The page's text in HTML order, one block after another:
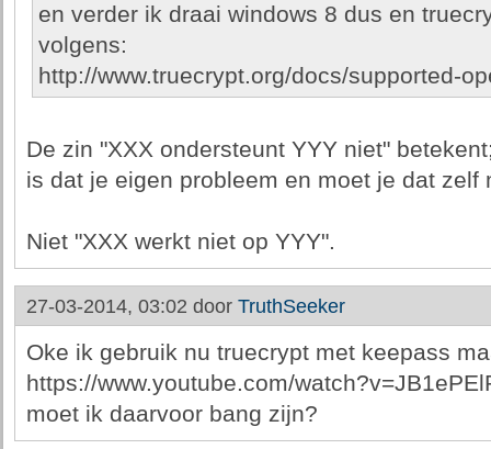
en verder ik draai windows 8 dus en
volgens:
http://www.truecrypt.org/docs/supported-
De zin "XXX ondersteunt YYY niet"
is dat je eigen probleem en moet je dat zelf
Niet "XXX werkt niet op YYY".
27-03-2014, 03:02 door TruthSeeker
Oke ik gebruik nu truecrypt met keepass
https://www.youtube.com/
moet ik daarvoor bang zijn?